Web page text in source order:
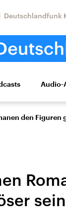
Deutschlandfunk
Kultur
Nahostkonflikt
Audio-
den Figuren